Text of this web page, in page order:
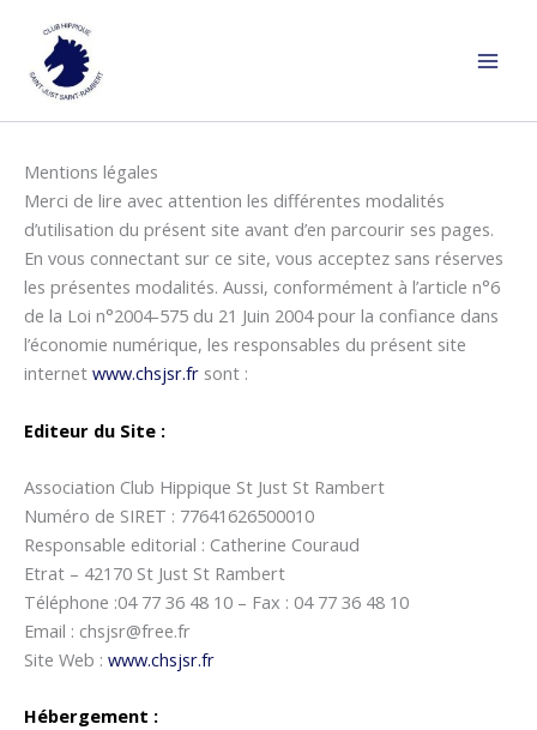
contenu
Mentions légales
Merci de lire avec attention les différentes modalités
d’utilisation du présent site avant d’en parcourir ses pages.
En vous connectant sur ce site, vous acceptez sans réserves
les présentes modalités. Aussi, conformément à l’article n°6
de la Loi n°2004-575 du 21 Juin 2004 pour la confiance dans
l’économie numérique, les responsables du présent site
internet www.chsjsr.fr sont :
Editeur du Site :
Association Club Hippique St Just St Rambert
Numéro de SIRET : 77641626500010
Responsable editorial : Catherine Couraud
Etrat – 42170 St Just St Rambert
Téléphone :04 77 36 48 10 – Fax : 04 77 36 48 10
Email : chsjsr@free.fr
Site Web : www.chsjsr.fr
Hébergement :